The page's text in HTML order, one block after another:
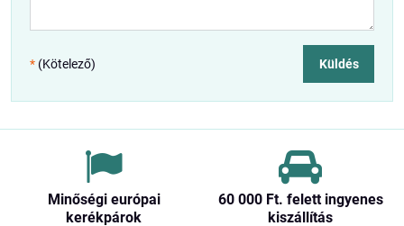
* (Kötelező) Küldés
Minőségi európai
kerékpárok
60 000 Ft​. felett ingyenes
kiszállítás